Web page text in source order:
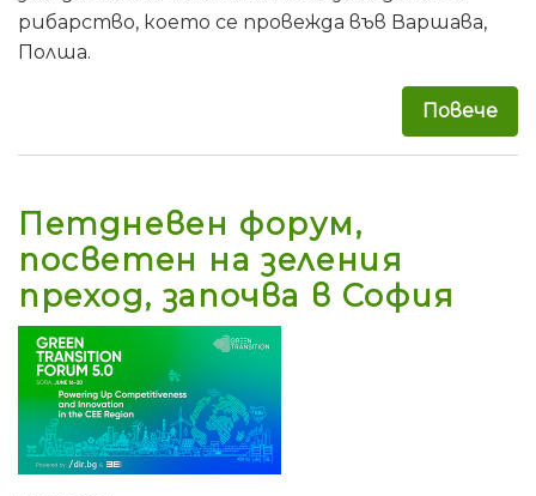
рибарство, което се провежда във Варшава,
Полша.
Повече
Петдневен форум,
посветен на зеления
преход, започва в София